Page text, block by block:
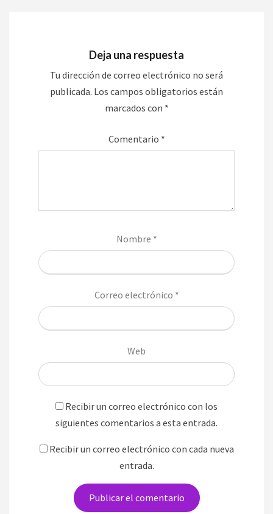
Deja una respuesta
Tu dirección de correo electrónico no será
publicada. Los campos obligatorios están
marcados con *
Comentario *
Nombre *
Correo electrónico *
Web
Recibir un correo electrónico con los
siguientes comentarios a esta entrada.
Recibir un correo electrónico con cada nueva
entrada.